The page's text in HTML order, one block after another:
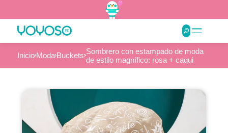
InicioModa Buckets Sombrero con estampado de moda
de estilo magnífico: rosa + caqui